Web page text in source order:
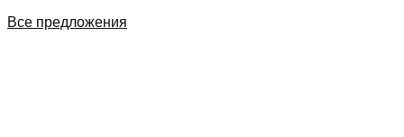
Все предложения